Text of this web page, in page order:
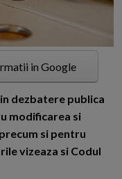
in Google
dezbatere publica
modificarea si
si pentru
vizeaza si Codul